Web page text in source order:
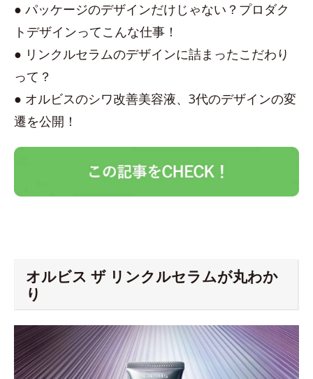
● パッケージのデザインだけじゃない？プロダク
トデザインってこんな仕事！
● リンクルセラムのデザインに詰まったこだわり
って？
● オルビスのシワ改善美容液、3代のデザインの変
遷を公開！
オルビス ザ リンクルセラムが丸わか
り